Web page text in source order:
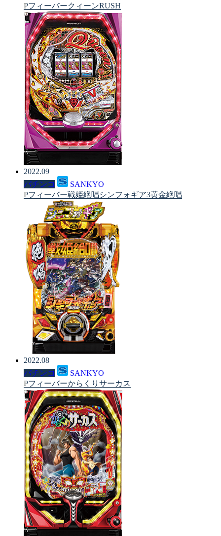
PフィーバークィーンRUSH
2022.09
パチンコ
SANKYO
Pフィーバー戦姫絶唱シンフォギア3黄金絶唱
2022.08
パチンコ
SANKYO
Pフィーバーからくりサーカス